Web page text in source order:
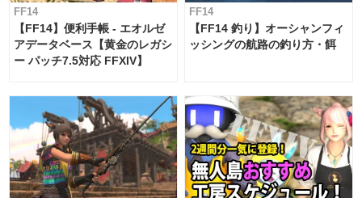
FF14
【FF14】便利手帳 - エオルゼ
アデータベース【黄金のレガシ
ー パッチ7.5対応 FFXIV】
FF14
【FF14 釣り】オーシャンフィ
ッシングの航路の釣り方・餌